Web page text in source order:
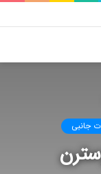
پوسته
جانبی